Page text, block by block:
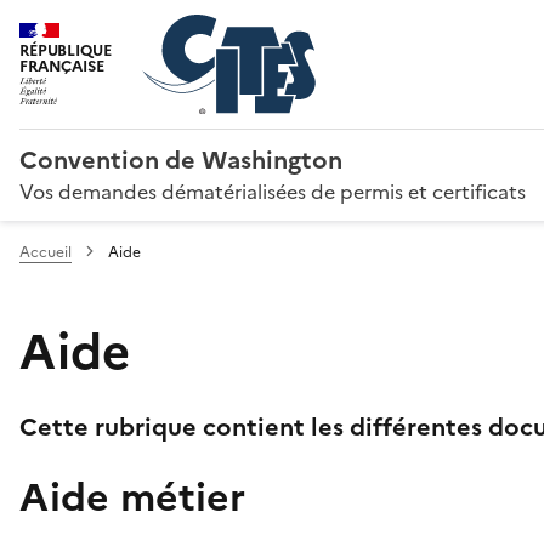
RÉPUBLIQUE
FRANÇAISE
Convention de Washington
Vos demandes dématérialisées de permis et certificats
Accueil Aide
Aide
Cette rubrique contient les différentes
Aide métier